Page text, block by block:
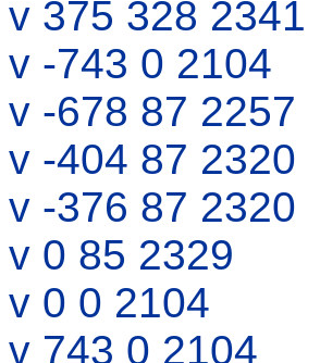
v 375 328 2341
v -743 0 2104
v -678 87 2257
v -404 87 2320
v -376 87 2320
v 0 85 2329
v 0 0 2104
v 743 0 2104